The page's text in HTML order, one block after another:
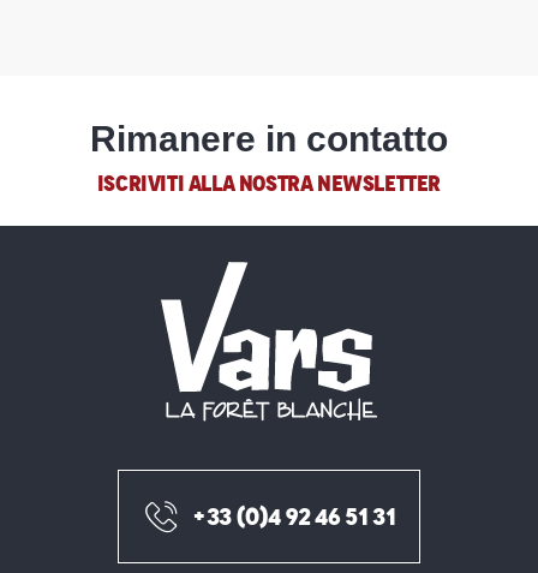
Rimanere in contatto
ISCRIVITI ALLA NOSTRA NEWSLETTER
+33 (0)4 92 46 51 31